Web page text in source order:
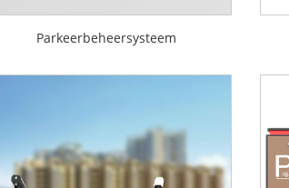
Parkeerbeheersysteem